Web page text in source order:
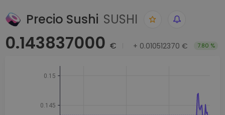
Precio Sushi SUSHI
0.143837000 € + 0.010512370 € 7.80 %